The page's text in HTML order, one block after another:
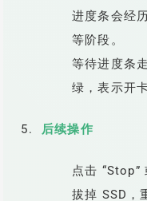
进度条会经
等阶段。
等待进度条
绿，表示开
后续操作
点击 “Stop”
拔掉 SSD，